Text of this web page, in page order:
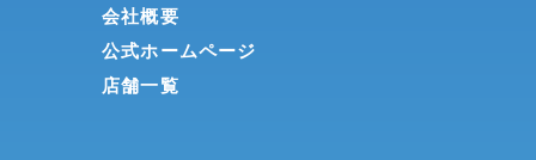
会社概要
公式ホームページ
店舗一覧